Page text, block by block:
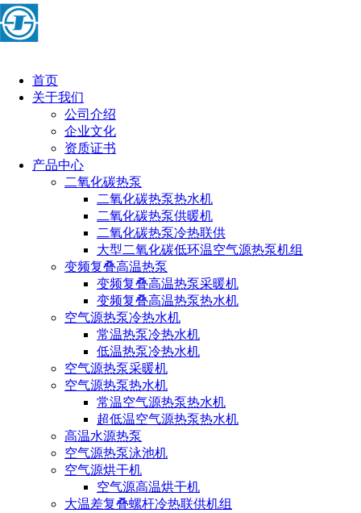
首页
关于我们
公司介绍
企业文化
资质证书
产品中心
二氧化碳热泵
二氧化碳热泵热水机
二氧化碳热泵供暖机
二氧化碳热泵冷热联供
大型二氧化碳低环温空气源热泵机组
变频复叠高温热泵
变频复叠高温热泵采暖机
变频复叠高温热泵热水机
空气源热泵冷热水机
常温热泵冷热水机
低温热泵冷热水机
空气源热泵采暖机
空气源热泵热水机
常温空气源热泵热水机
超低温空气源热泵热水机
高温水源热泵
空气源热泵泳池机
空气源烘干机
空气源高温烘干机
大温差复叠螺杆冷热联供机组